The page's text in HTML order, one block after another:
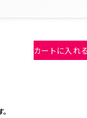
カートに入れる